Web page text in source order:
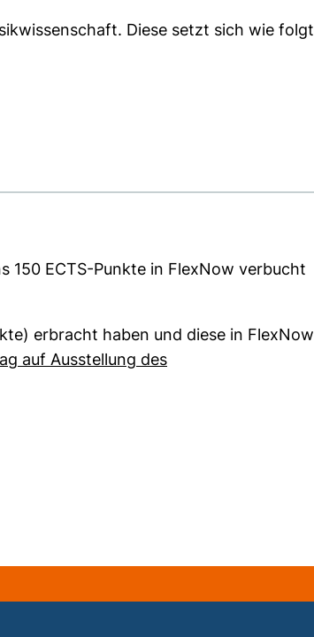
Diese setzt sich wie folgt
150 ECTS-Punkte in FlexNow verbucht
erbracht haben und diese in FlexNow
auf Ausstellung des